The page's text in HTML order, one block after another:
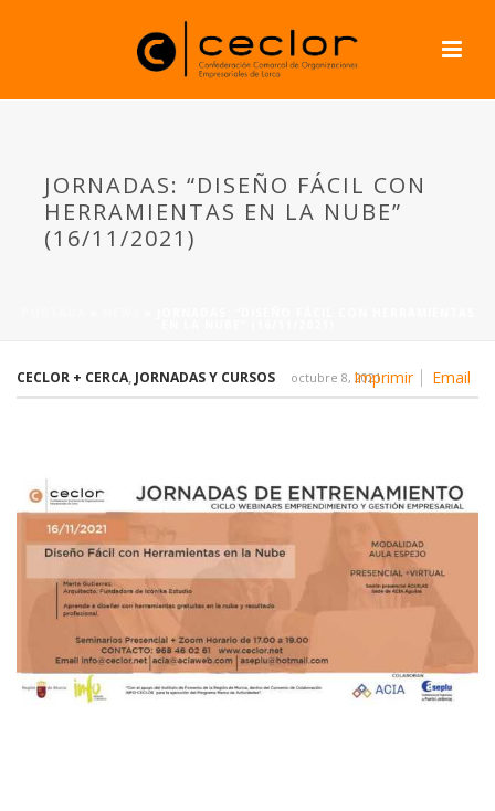
JORNADAS: “DISEÑO FÁCIL CON
HERRAMIENTAS EN LA NUBE”
(16/11/2021)
Imprimir Email
CECLOR + CERCA, JORNADAS Y CURSOS octubre 8, 2021